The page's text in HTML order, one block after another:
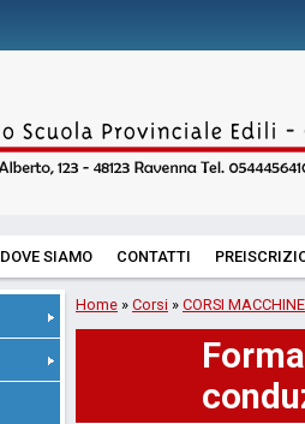
DOVE SIAMO CONTATTI
Home » Corsi » CORSI MACCHINE